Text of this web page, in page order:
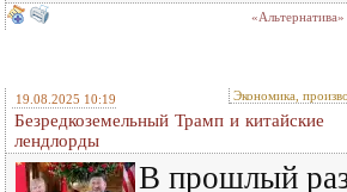
«Альтернатива»
19.08.2025 10:19 Экономика,
Безредкоземельный Трамп и китайские
лендлорды
В прошлый